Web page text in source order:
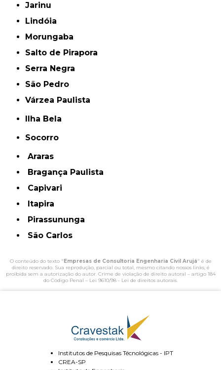
Jarinu
Lindóia
Morungaba
Salto de Pirapora
Serra Negra
São Pedro
Várzea Paulista
Ilha Bela
Socorro
Araras
Bragança Paulista
Capivari
Itapira
Pirassununga
São Carlos
O conteúdo do texto " Empresas de Consultoria Engenharia Civil Arujá" é de
direito reservado. Sua reprodução, parcial ou total, mesmo citando nossos links, é
proibida sem a autorização do autor. Crime de violação de direito autoral – artigo 184
do Código Penal – Lei 9610/98 - Lei de direitos autorais.
Institutos de Pesquisas Técnológicas - IPT
CREA-SP